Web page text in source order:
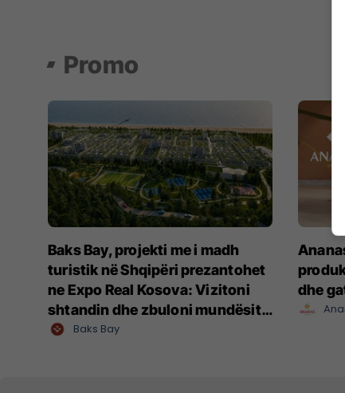
Promo
Baks Bay, projekti me i madh
turistik në Shqipëri prezantohet
ne Expo Real Kosova: Vizitoni
shtandin dhe zbuloni mundësitë
e investimit
Baks Bay
dhe